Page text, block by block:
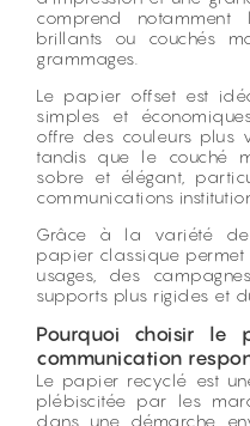
comprend
brillants ou couchés
grammages.
Le papier offset est
simples et
offre des couleurs plus
tandis que le couché
sobre et élégant,
communications
Grâce à la variété de
papier classique
usages, des
supports plus rigides et
Pourquoi choisir le
communication
Le papier recyclé est
plébiscitée par les
dans une démarche